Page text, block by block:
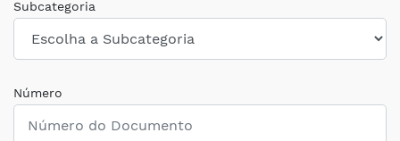
Subcategoria
Número